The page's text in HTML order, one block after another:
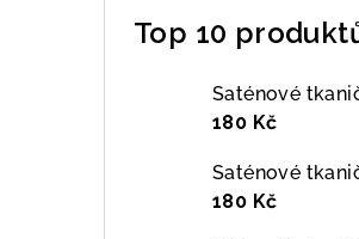
Top 10
Saténové
180 Kč
Saténové
180 Kč